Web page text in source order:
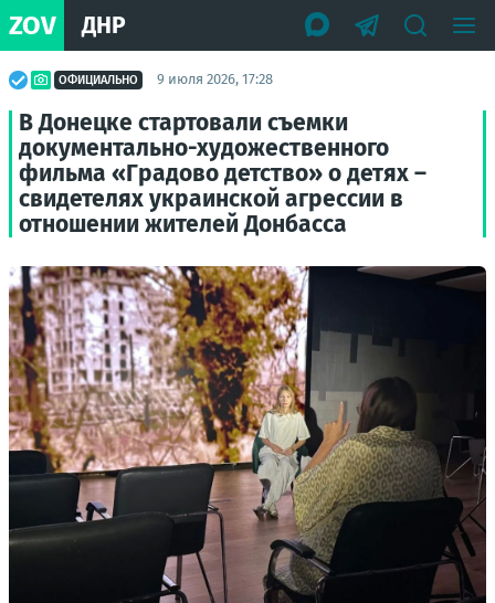
ZOV ДНР
ОФИЦИАЛЬНО 9 июля 2026, 17:28
В Донецке стартовали съемки
документально-художественного
фильма «Градово детство» о детях –
свидетелях украинской агрессии в
отношении жителей Донбасса